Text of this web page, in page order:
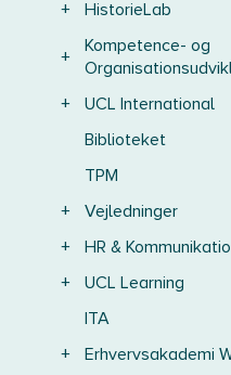
+
HistorieLab
+
Kompetence- og
+
UCL International
Biblioteket
TPM
+
Vejledninger
+
HR &
+
UCL Learning
ITA
+
Erhvervsakademi